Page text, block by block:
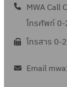
MWA Call
โทรศัพท์
โทรสาร
Email